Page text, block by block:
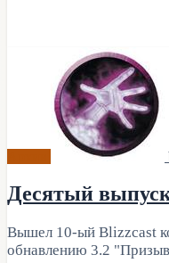
Десятый
Вышел 10-ый Blizzcast
обнавлению 3.2